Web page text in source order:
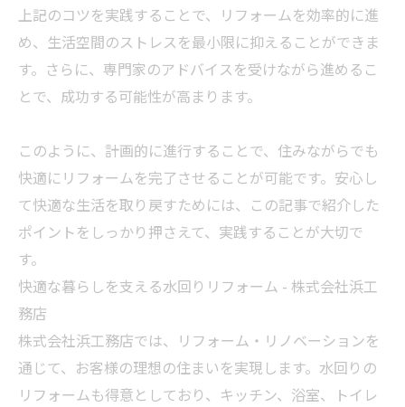
上記のコツを実践することで、リフォームを効率的に進
め、生活空間のストレスを最小限に抑えることができま
す。さらに、専門家のアドバイスを受けながら進めるこ
とで、成功する可能性が高まります。
このように、計画的に進行することで、住みながらでも
快適にリフォームを完了させることが可能です。安心し
て快適な生活を取り戻すためには、この記事で紹介した
ポイントをしっかり押さえて、実践することが大切で
す。
快適な暮らしを支える水回りリフォーム - 株式会社浜工
務店
株式会社浜工務店では、リフォーム・リノベーションを
通じて、お客様の理想の住まいを実現します。水回りの
リフォームも得意としており、キッチン、浴室、トイレ